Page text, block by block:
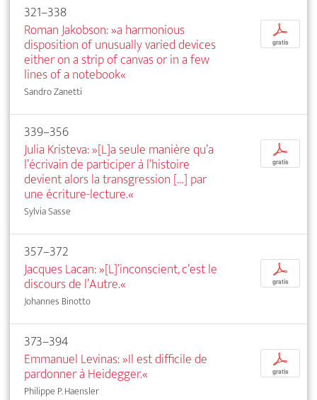
321–338
Roman Jakobson: »a harmonious
disposition of unusually varied devices
either on a strip of canvas or in a few
lines of a notebook«
Sandro Zanetti
p
gratis
339–356
Julia Kristeva: »[L]a seule manière qu’a
l’écrivain de participer à l’histoire
devient alors la transgression […] par
une écriture-lecture.«
Sylvia Sasse
p
gratis
357–372
Jacques Lacan: »[L]’inconscient, c’est le
discours de l’Autre.«
Johannes Binotto
p
gratis
373–394
Emmanuel Levinas: »Il est difficile de
pardonner à Heidegger.«
Philippe P. Haensler
p
gratis